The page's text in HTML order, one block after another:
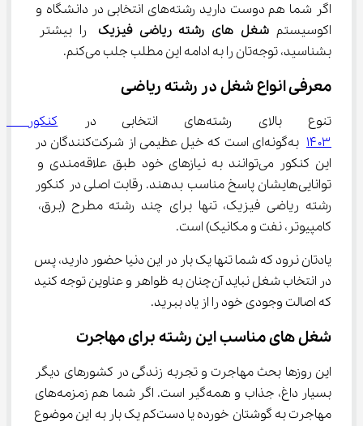
اگر شما هم دوست دارید رشته‌های انتخابی در دانشگاه و
اکوسیستم شغل‌ های رشته ریاضی فیزیک
را بیشتر
بشناسید، توجه‌تان را به ادامه این مطلب جلب می‌کنم.
معرفی انواع شغل در رشته ریاضی
تنوع بالای رشته‌های انتخابی در
کنکور
۱۴۰۳
به‌گونه‌ای است که خیل عظیمی از شرکت‌کنندگان در
این کنکور می‌توانند به نیازهای خود طبق علاقه‌مندی و
توانایی‌هایشان پاسخ مناسب بدهند. رقابت اصلی در کنکور
رشته ریاضی فیزیک، تنها برای چند رشته مطرح (برق،
کامپیوتر، نفت و مکانیک) است.
یادتان نرود که شما تنها یک بار در این دنیا حضور دارید، پس
در انتخاب شغل نباید آن‌چنان به ظواهر و عناوین توجه کنید
که اصالت وجودی خود را از یاد ببرید.
شغل های مناسب این رشته برای مهاجرت
این روزها بحث مهاجرت و تجربه زندگی در کشورهای دیگر
بسیار داغ، جذاب و همه‌گیر است. اگر شما هم زمزمه‌های
مهاجرت به گوشتان خورده یا دست‌کم یک بار به این موضوع